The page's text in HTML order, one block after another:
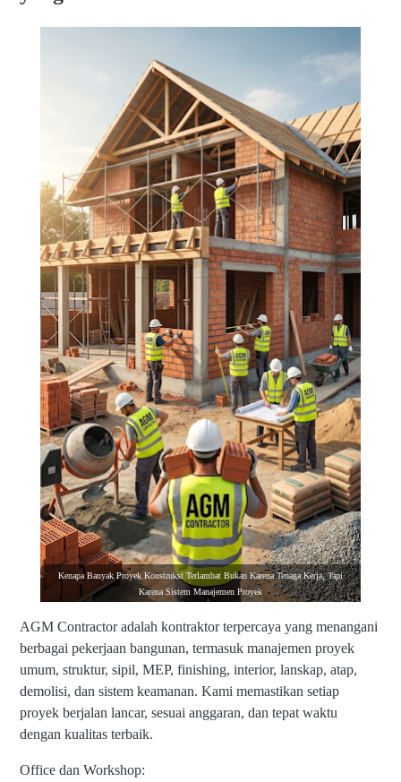
Kenapa Banyak Proyek Konstruksi Terlambat Bukan Karena Tenaga Kerja, Tapi
Karena Sistem Manajemen Proyek
AGM Contractor adalah kontraktor terpercaya yang menangani
berbagai pekerjaan bangunan, termasuk manajemen proyek
umum, struktur, sipil, MEP, finishing, interior, lanskap, atap,
demolisi, dan sistem keamanan. Kami memastikan setiap
proyek berjalan lancar, sesuai anggaran, dan tepat waktu
dengan kualitas terbaik.
Office dan Workshop: